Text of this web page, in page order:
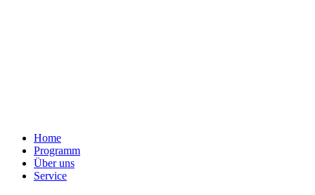
Home
Programm
Über uns
Service